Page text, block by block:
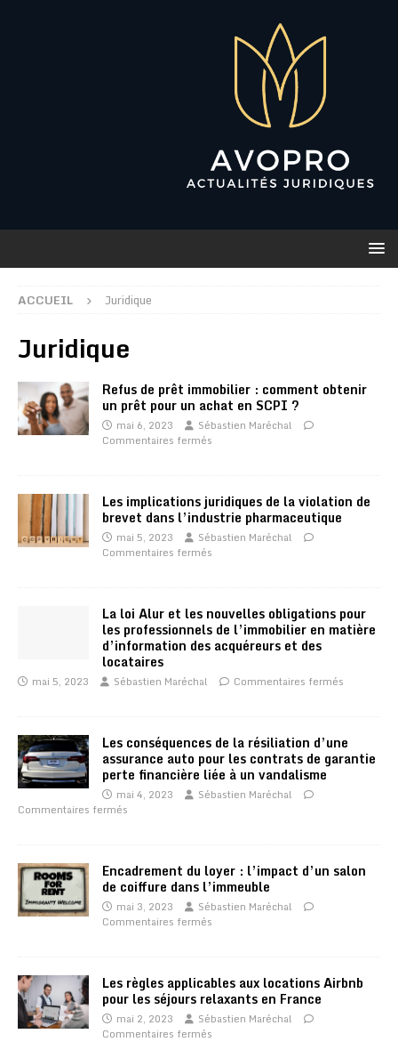
ACCUEIL Juridique
Juridique
Refus de prêt immobilier : comment obtenir
un prêt pour un achat en SCPI ?
mai 6, 2023
Sébastien Maréchal
Commentaires fermés
Les implications juridiques de la violation de
brevet dans l’industrie pharmaceutique
mai 5, 2023
Sébastien Maréchal
Commentaires fermés
La loi Alur et les nouvelles obligations pour
les professionnels de l’immobilier en matière
d’information des acquéreurs et des
locataires
mai 5, 2023 Sébastien Maréchal Commentaires fermés
Les conséquences de la résiliation d’une
assurance auto pour les contrats de garantie
perte financière liée à un vandalisme
mai 4, 2023
Sébastien Maréchal
Commentaires fermés
Encadrement du loyer : l’impact d’un salon
de coiffure dans l’immeuble
mai 3, 2023
Sébastien Maréchal
Commentaires fermés
Les règles applicables aux locations Airbnb
pour les séjours relaxants en France
mai 2, 2023
Sébastien Maréchal
Commentaires fermés